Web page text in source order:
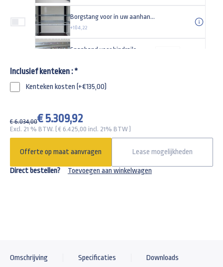
Borgstang voor in uw aanhangwagen
+104,22
Spanband voor bindrails
+29,95
Inclusief kenteken :*
Kenteken kosten (+€135,00)
€ 6.034,00€ 5.309,92
Excl. 21 % BTW. ( € 6.425,00 incl. 21% BTW )
Offerte op maat aanvragen Lease mogelijkheden
Direct bestellen? Toevoegen aan winkelwagen
Omschrijving Specificaties Downloads